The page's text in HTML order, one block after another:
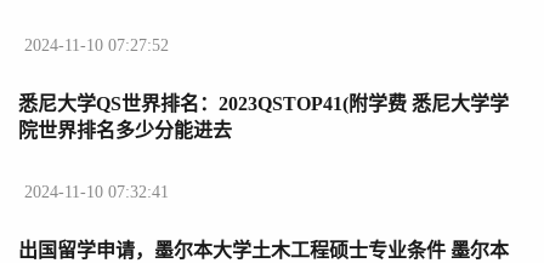
2024-11-10 07:27:52
悉尼大学QS世界排名：2023QSTOP41(附学费 悉尼大学学
院世界排名多少分能进去
2024-11-10 07:32:41
出国留学申请，墨尔本大学土木工程硕士专业条件 墨尔本